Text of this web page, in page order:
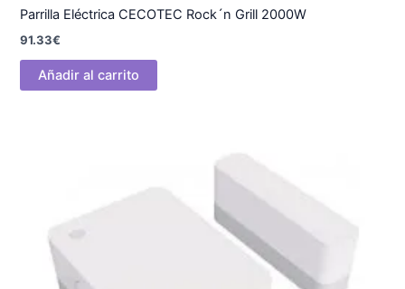
Parrilla Eléctrica CECOTEC Rock´n Grill 2000W
91.33€
Añadir al carrito